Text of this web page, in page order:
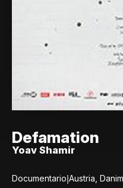
Defamation
Yoav Shamir
Documentario|Austria,